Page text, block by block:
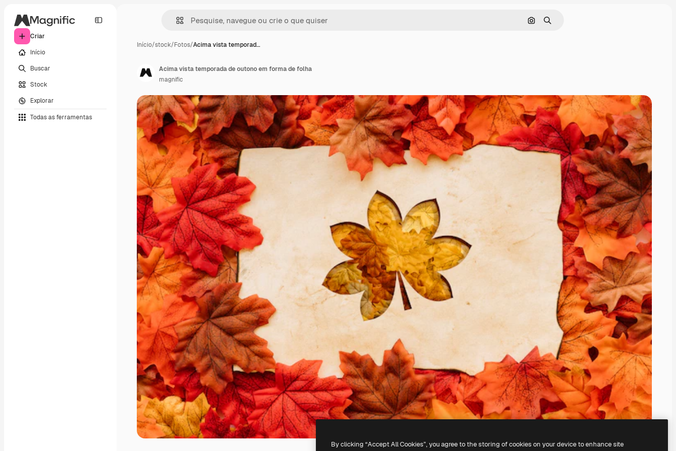
Criar
Início
Buscar
Stock
Explorar
Todas as ferramentas
Pesquisar por imagem
Buscar
Início/stock/Fotos/Acima vista temporad…
Acima vista temporada de outono em forma de folha
magnific
By clicking “Accept All Cookies”, you agree to the storing of cookies on your device to enhance site